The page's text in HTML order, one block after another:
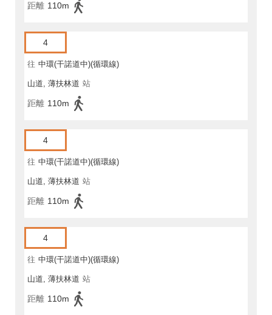
距離 110m
4
往 中環(干諾道中)(循環線)
山道, 薄扶林道 站
距離 110m
4
往 中環(干諾道中)(循環線)
山道, 薄扶林道 站
距離 110m
4
往 中環(干諾道中)(循環線)
山道, 薄扶林道 站
距離 110m